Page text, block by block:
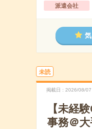
派遣会社
未読
掲載日 2026/08/07
【未経
事務＠大